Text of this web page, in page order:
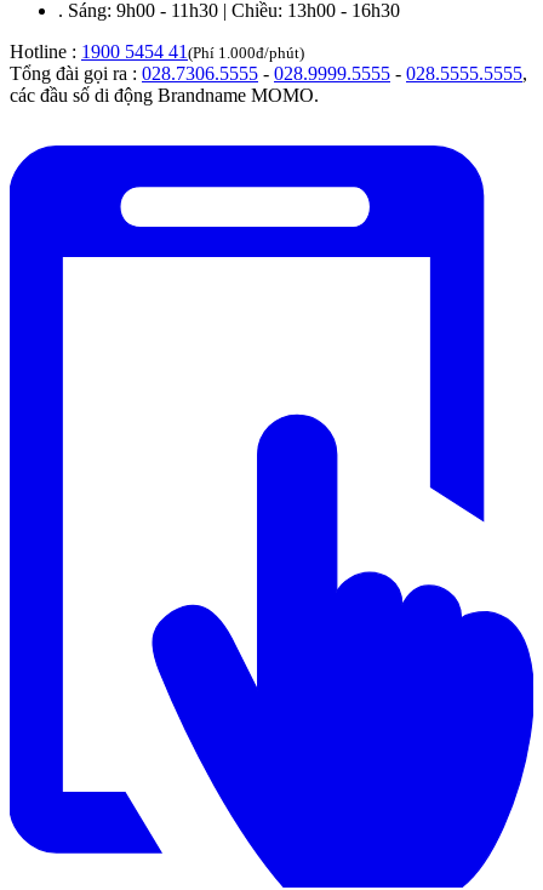
. Sáng: 9h00 - 11h30 | Chiều: 13h00 - 16h30
Hotline : 1900 5454 41 (Phí 1.000đ/phút)
Tổng đài gọi ra : 028.7306.5555 - 028.9999.5555 - 028.5555.5555,
các đầu số di động Brandname MOMO.